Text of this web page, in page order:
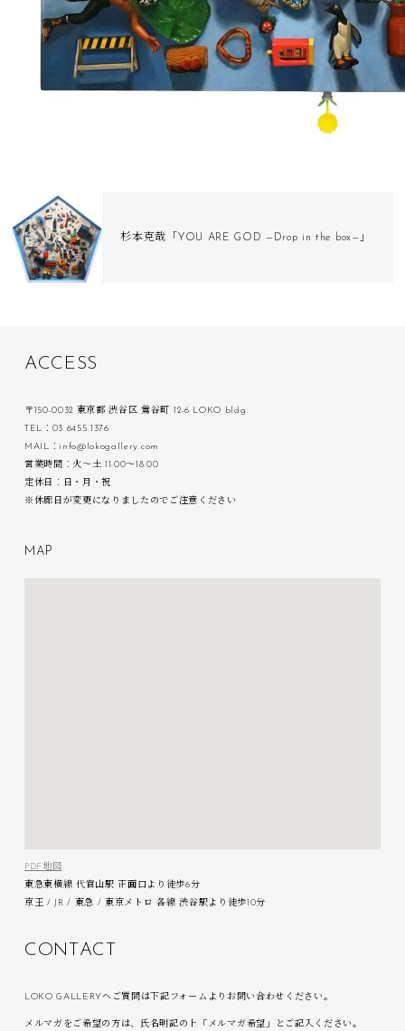
杉本克哉「YOU ARE GOD —Drop in the box—」
ACC ESS
〒150-0032 東京都 渋谷区 鶯谷町 12-6 LOKO bldg.
TEL：03 6455 1376
MAIL：info@lokogallery.com
営業時間：火〜土 11:00〜18:00
定休日：日・月・祝
※休廊日が変更になりましたのでご注意ください
M A P
PDF地図
東急東横線 代官山駅 正面口より徒歩6分
京王 / JR / 東急 / 東京メトロ 各線 渋谷駅より徒歩10分
C ON T AC T
LOKO GALLERYへご質問は下記フォームよりお問い合わせください。
メルマガをご希望の方は、氏名明記の上「メルマガ希望」とご記入ください。